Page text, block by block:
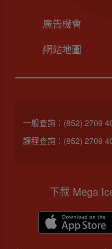
廣告機會
網站地圖
一般查詢： (852) 2709
課程查詢： (852) 2709
下載 Mega